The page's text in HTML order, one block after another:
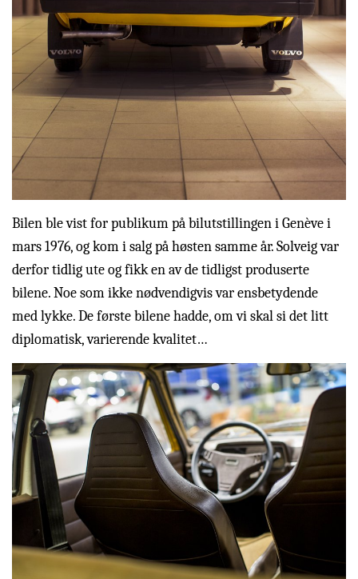
Bilen ble vist for publikum på bilutstillingen i Genève i
mars 1976, og kom i salg på høsten samme år. Solveig var
derfor tidlig ute og fikk en av de tidligst produserte
bilene. Noe som ikke nødvendigvis var ensbetydende
med lykke. De første bilene hadde, om vi skal si det litt
diplomatisk, varierende kvalitet…